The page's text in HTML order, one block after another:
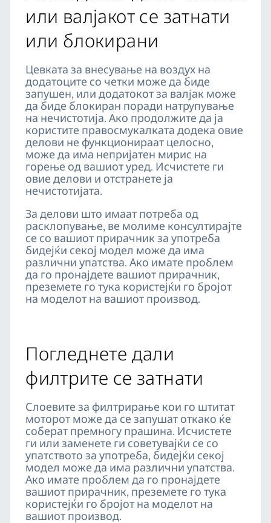
или валјакот се затнати
или блокирани
Цевката за внесување на воздух на
додатоците со четки може да биде
запушен, или додатокот за валјак може
да биде блокиран поради натрупување
на нечистотија. Ако продолжите да ја
користите правосмукалката додека овие
делови не функционираат целосно,
може да има непријатен мирис на
горење од вашиот уред. Исчистете ги
овие делови и отстранете ја
нечистотијата.
За делови што имаат потреба од
расклопување, ве молиме консултирајте
се со вашиот прирачник за употреба
бидејќи секој модел може да има
различни упатства. Ако имате проблем
да го пронајдете вашиот прирачник,
преземете го тука користејќи го бројот
на моделот на вашиот производ.
Погледнете дали
филтрите се затнати
Слоевите за филтрирање кои го штитат
моторот може да се запушат откако ќе
соберат премногу прашина. Исчистете
ги или заменете ги советувајќи се со
упатството за употреба, бидејќи секој
модел може да има различни упатства.
Ако имате проблем да го пронајдете
вашиот прирачник, преземете го тука
користејќи го бројот на моделот на
вашиот производ.